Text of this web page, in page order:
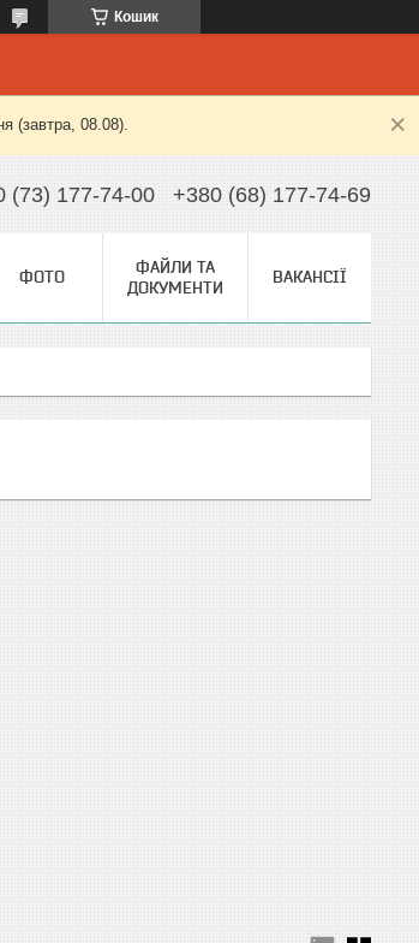
Кошик
(завтра, 08.08).
(73) 177-74-00 +380 (68) 177-74-69
ФОТО
ФАЙЛИ ТА
ДОКУМЕНТИ
ВАКАНСІЇ